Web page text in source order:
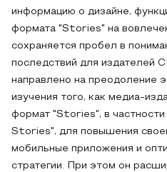
информацию о дизайне,
формата "Stories" на
сохраняется пробел в
последствий для издателей
направлено на преодоление
изучения того, как медиа-
формат "Stories", в
Stories", для повышения
мобильные приложения и
стратегии. При этом он